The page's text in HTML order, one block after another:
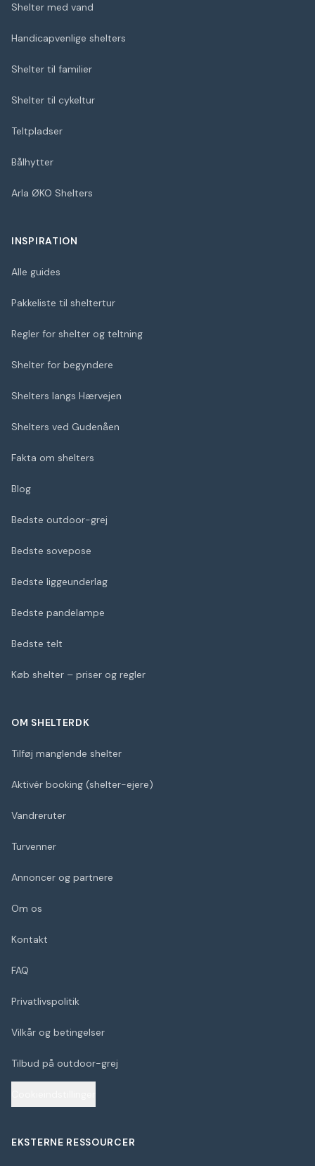
Shelter med vand
Handicapvenlige shelters
Shelter til familier
Shelter til cykeltur
Teltpladser
Bålhytter
Arla ØKO Shelters
INSPIRATION
Alle guides
Pakkeliste til sheltertur
Regler for shelter og teltning
Shelter for begyndere
Shelters langs Hærvejen
Shelters ved Gudenåen
Fakta om shelters
Blog
Bedste outdoor-grej
Bedste sovepose
Bedste liggeunderlag
Bedste pandelampe
Bedste telt
Køb shelter – priser og regler
OM SHELTERDK
Tilføj manglende shelter
Aktivér booking (shelter-ejere)
Vandreruter
Turvenner
Annoncer og partnere
Om os
Kontakt
FAQ
Privatlivspolitik
Vilkår og betingelser
Tilbud på outdoor-grej
EKSTERNE RESSOURCER